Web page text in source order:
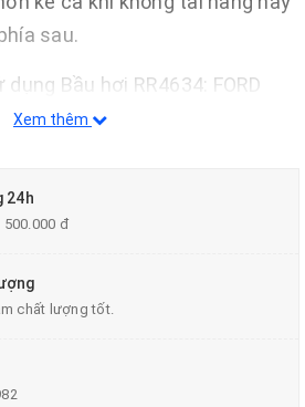
sau.
Bầu hơi RR4634: FORD
4X4, 4X2 HI-RIDER DEC.11-17,
Xem thêm
24h
đ
chất lượng tốt.